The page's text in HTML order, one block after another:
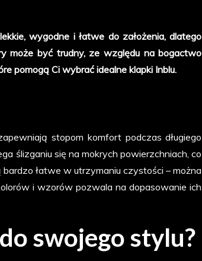
wygodne i łatwe do założenia, dlatego
może być trudny, ze względu na bogactwo
pomogą Ci wybrać idealne klapki Inblu.
stopom komfort podczas długiego
ślizganiu się na mokrych powierzchniach, co
łatwe w utrzymaniu czystości – można
i wzorów pozwala na dopasowanie ich
swojego stylu?